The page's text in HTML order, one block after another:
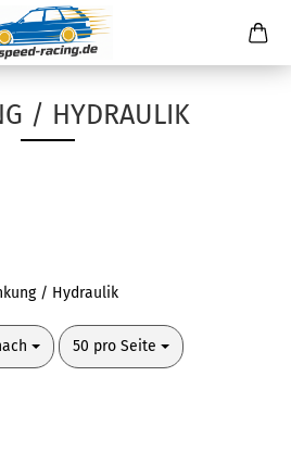
/ HYDRAULIK
/ Hydraulik
50 pro Seite
pro Seite